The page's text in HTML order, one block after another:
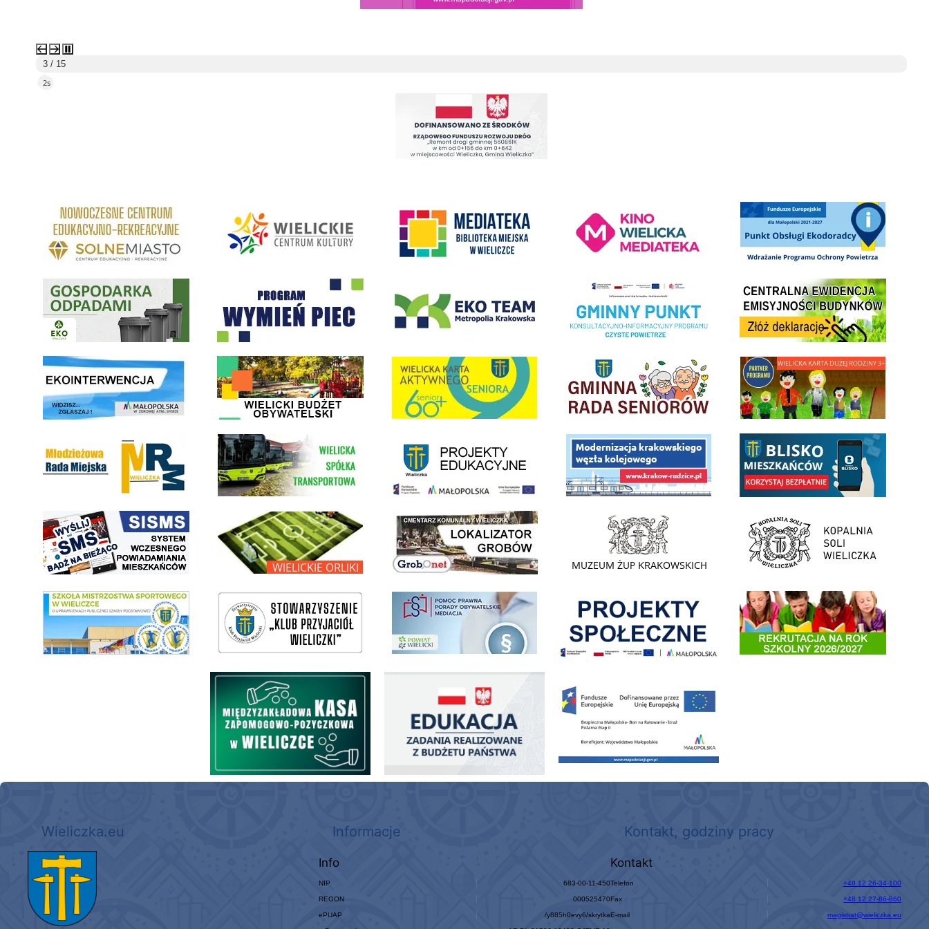
4 / 15
5s
link do strony Centrum Edukacyjno Rekreacyjne Punkt Obsługi Ekodoradcy Wieliczka
Gospodarka odpadami na terenie Miasta i Gminy WieliczkaProgram "Czyste Powietrze" - Wieliczka Realizacja Programu Czyste Powietrze w Gminie WieliczkaCentrala Ewidencja Emisyjności Budynków - złóż
link do strony ekointerwencja dot.- powietrza link do strony - Wielicki Budżet Obywatelski link do strony Wielicka Karta Aktywnego Seniora link do strony Gminnej Rady Seniorow - Wieliczka link do strony - Wielicka Karta Dużej Rodziny
link do strony Wielickiej Spółki Transportowej link do strony - projekty edukacyjne dofinansowane z Europejskiego Funduszu Społecznego
link do opisu projektu budowy linii kolejowej Krakow Rudzicelink do opisu aplikacji - BLISKO, Gmina Wieliczka w
link do strony systemu wczesnego ostrzegania mieszkańców SISMSlink do opisu projektu Wielickie Orliki link do lokalizatora grobów na wielickim cmentarzu - grobnetlink do strony - Muzeum Żup Krakowskich Wieliczka link do strony Kopalni Soli Wieliczka
link do SMS Wieliczka wieliczka-wieliczanie na bis pomoc prawna wieliczka Informacja o terminach rekrutacji na rok szkolny 2026/
Międzyzakładowa Kasa Zapomogowo - Pożyczkowa
Zakup fabrycznie nowego, średniego samochodu ratowniczo-gaśniczego z napędem 4x4 dla OSP Kokotów
Wieliczka.eu Informacje
Info
NIP 683-00-11-450
REGON 000525470
ePUAP /y885h0evy6/skrytka
Kontakt, godziny pracy
Kontakt
Telefon +48 12 26-34-100
Fax +48 12 27-86-860
E-mail magistrat@wieliczka.eu